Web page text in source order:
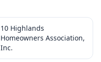
10 Highlands
Homeowners Association,
Inc.